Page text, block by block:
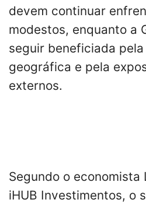
devem continuar
modestos, enquanto a
seguir beneficiada
geográfica e pela
externos.
Segundo o economista
iHUB Investimentos, o